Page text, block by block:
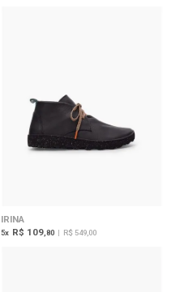
IRINA
5x R$ 109,80 | R$ 549,00